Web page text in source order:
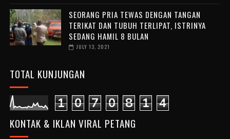
SEORANG PRIA TEWAS DENGAN TANGAN
TERIKAT DAN TUBUH TERLIPAT, ISTRINYA
SEDANG HAMIL 8 BULAN
JULY 13, 2021
TOTAL KUNJUNGAN
1 0 7 0 8 1 4
KONTAK & IKLAN VIRAL PETANG